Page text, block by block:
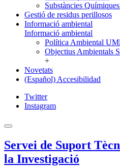
Substàncies
Gestió de residus perillosos
Informació ambiental
Informació ambiental
Política Ambiental
Objectius Ambientals
+
Novetats
(Español) Accesibilidad
Twitter
Instagram
Servei de Suport
la Investigació